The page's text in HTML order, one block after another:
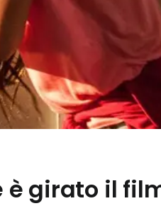
è girato il